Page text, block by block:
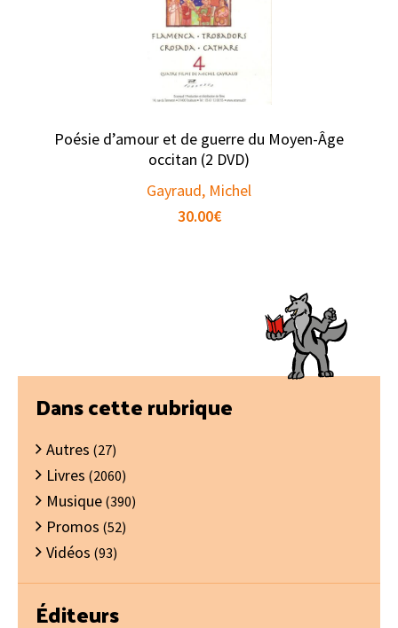
Poésie d’amour et de guerre du Moyen-Âge
occitan (2 DVD)
Gayraud, Michel
30.00€
Barre
latérale
principale
Dans cette rubrique
Autres (27)
Livres (2060)
Musique (390)
Promos (52)
Vidéos (93)
Éditeurs